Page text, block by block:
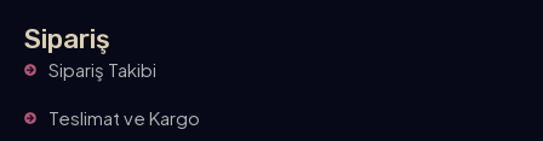
Sipariş
Sipariş Takibi
Teslimat ve Kargo